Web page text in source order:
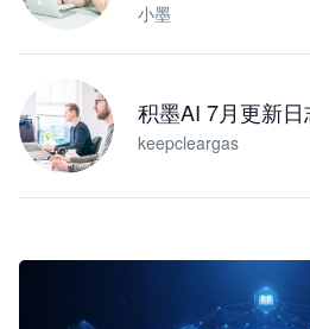
小墨
积墨AI 7月更新日
keepcleargas